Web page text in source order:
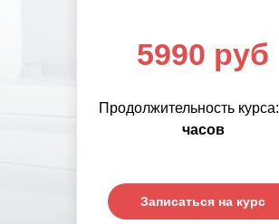
Записаться на курс
Продолжительность курса:
часов
5990 руб